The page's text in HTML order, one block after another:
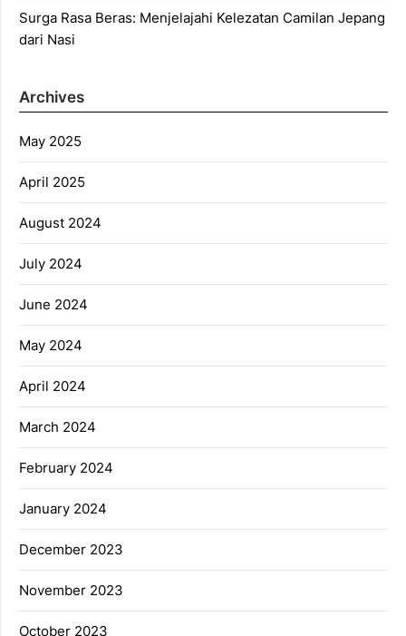
Surga Rasa Beras: Menjelajahi Kelezatan Camilan Jepang
dari Nasi
Archives
May 2025
April 2025
August 2024
July 2024
June 2024
May 2024
April 2024
March 2024
February 2024
January 2024
December 2023
November 2023
October 2023